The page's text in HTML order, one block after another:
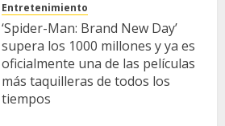
Entretenimiento
‘Spider-Man: Brand New Day’
supera los 1000 millones y ya es
oficialmente una de las películas
más taquilleras de todos los
tiempos